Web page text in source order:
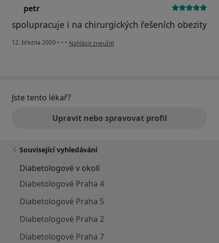
petr
spolupracuje i na chirurgických řešeních obezity
12. března 2009 • • • podle názoru uživatele petr
Nahlásit zneužití
Jste tento lékař?
Upravit nebo spravovat profil
Související vyhledávání
Diabetologové v okolí
Diabetologové Praha 4
Diabetologové Praha 5
Diabetologové Praha 2
Diabetologové Praha 7